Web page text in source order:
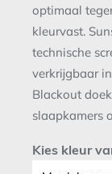
optimaal
kleurvast.
technische
verkrijgbaar
Blackout
slaapkamers
Kies kleur